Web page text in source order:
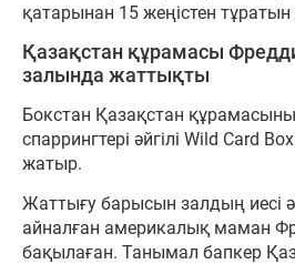
қатарынан 15 жеңістен
Қазақстан құрамасы
залында жаттықты
Бокстан Қазақстан
спаррингтері әйгілі Wild Card
жатыр.
Жаттығу барысын залдың иесі
айналған америкалық маман
бақылаған. Танымал бапкер